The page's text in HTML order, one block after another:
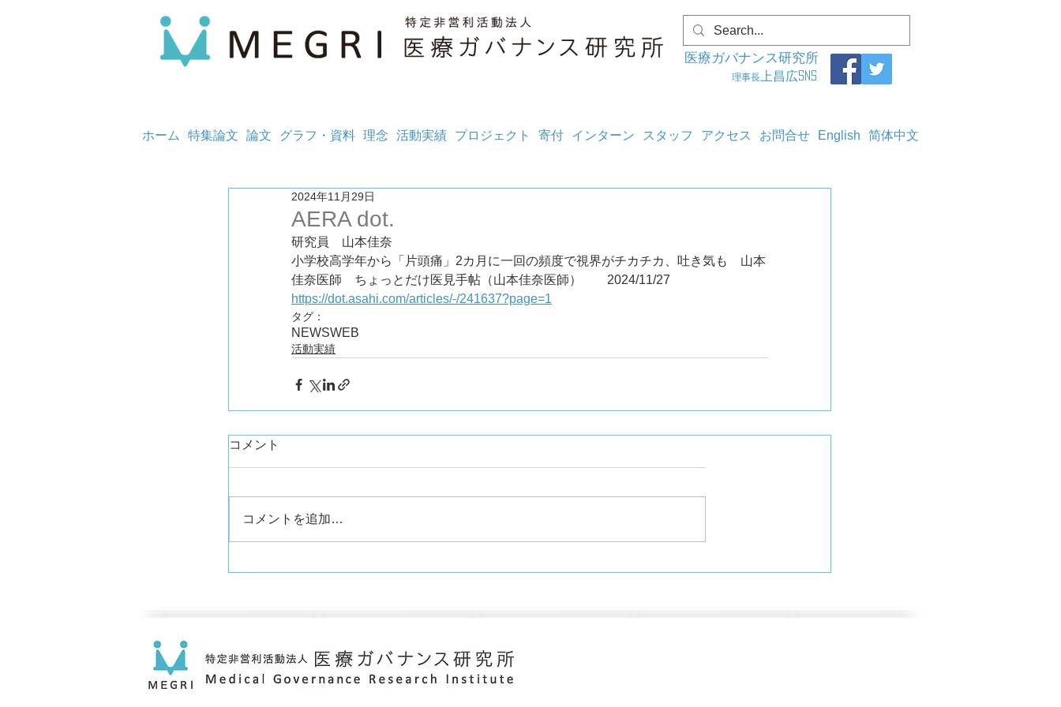
医療ガバナンス研究所
理事長 上昌広SNS
ホーム 特集論文 論文 グラフ・資料 理念 活動実績 プロジェクト 寄付 インターン スタッフ アクセス お問合せ English 简体中文
AERA dot.
2024年11月29日
研究員　山本佳奈
小学校高学年から「片頭痛」2カ月に一回の頻度で視界がチカチカ、吐き気も　山本
佳奈医師　ちょっとだけ医見手帖（山本佳奈医師）	2024/11/27
https://dot.asahi.com/articles/-/241637?page=1
タグ：
NEWSWEB
活動実績
コメント
コメントを追加…